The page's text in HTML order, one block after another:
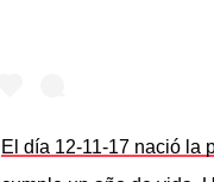
El día 12-11-17 nació la